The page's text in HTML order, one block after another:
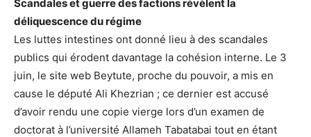
Scandales et guerre des factions révèlent la
déliquescence du régime
Les luttes intestines ont donné lieu à des scandales
publics qui érodent davantage la cohésion interne. Le 3
juin, le site web Beytute, proche du pouvoir, a mis en
cause le député Ali Khezrian ; ce dernier est accusé
d’avoir rendu une copie vierge lors d’un examen de
doctorat à l’université Allameh Tabatabai tout en étant